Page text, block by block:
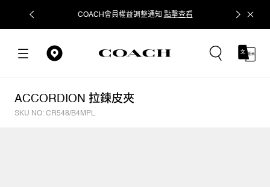
COACH會員權益調整通知 點擊查看 立即追蹤
ACCORDION 拉鍊皮夾
SKU NO: CR548/B4MPL